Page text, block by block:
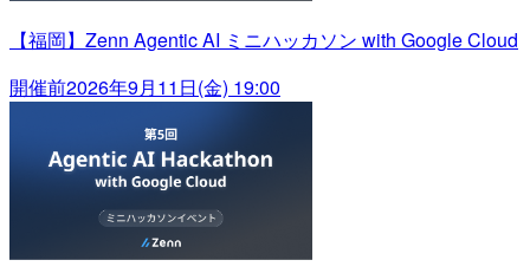
【福岡】Zenn Agentic AI ミニハッカソン with Google Cloud
開催前2026年9月11日(金) 19:00